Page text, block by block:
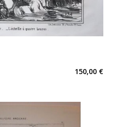
150,00 €